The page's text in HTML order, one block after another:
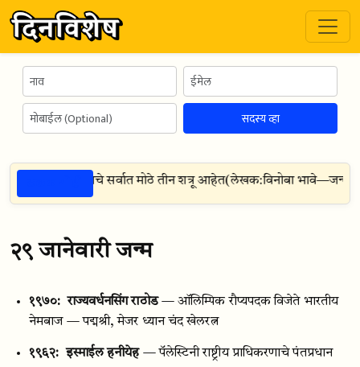
सदस्य व्हा
हे माणसाचे सर्वात मोठे तीन शत्रू आहेत(लेखक:विनोबा भावे—जन्म:
२९ जानेवारी जन्म
१९७०: राज्यवर्धनसिंग राठोड — ऑलिम्पिक रौप्यपदक विजेते भारतीय
नेमबाज — पद्मश्री, मेजर ध्यान चंद खेलरत्न
१९६२: इस्माईल हनीयेह — पॅलेस्टिनी राष्ट्रीय प्राधिकरणाचे पंतप्रधान